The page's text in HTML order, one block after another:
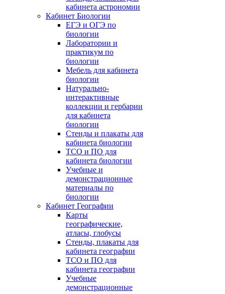
кабинета астрономии
Кабинет Биологии
ЕГЭ и ОГЭ по
биологии
Лаборатории и
практикум по
биологии
Мебель для кабинета
биологии
Натурально-
интерактивные
коллекции и гербарии
для кабинета
биологии
Стенды и плакаты для
кабинета биологии
ТСО и ПО для
кабинета биологии
Учебные и
демонстрационные
материалы по
биологии
Кабинет Географии
Карты
географические,
атласы, глобусы
Стенды, плакаты для
кабинета географии
ТСО и ПО для
кабинета географии
Учебные
демонстрационные